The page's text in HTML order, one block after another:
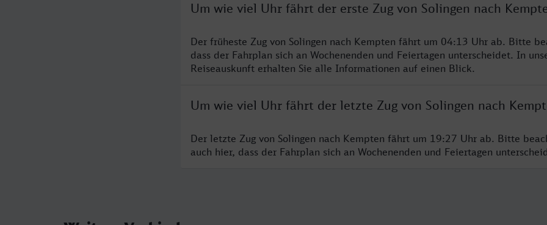
Um wie viel Uhr fährt der erste Zug von Solingen nach
Der früheste Zug von Solingen nach Kempten fährt um 04:13 Uhr ab. Bitte
dass der Fahrplan sich an Wochenenden und Feiertagen unterscheidet. In
Reiseauskunft erhalten Sie alle Informationen auf einen Blick.
Um wie viel Uhr fährt der letzte Zug von Solingen nach
Der letzte Zug von Solingen nach Kempten fährt um 19:27 Uhr ab. Bitte
auch hier, dass der Fahrplan sich an Wochenenden und Feiertagen